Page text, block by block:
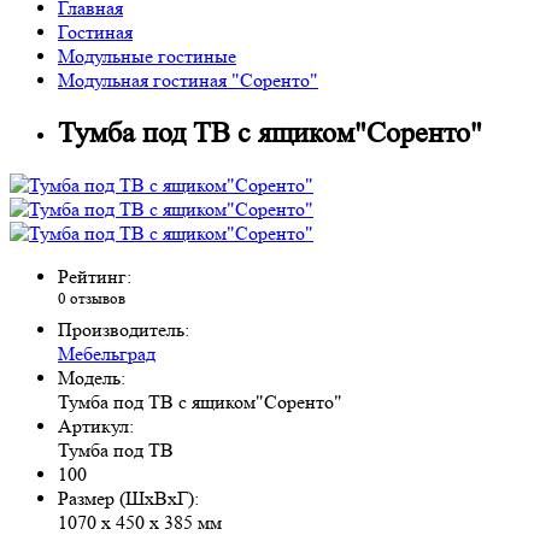
Главная
Гостиная
Модульные гостиные
Модульная гостиная "Соренто"
Тумба под ТВ с ящиком"Соренто"
Рейтинг:
0 отзывов
Производитель:
Мебельград
Модель:
Тумба под ТВ с ящиком"Соренто"
Артикул:
Тумба под ТВ
100
Размер (ШхВхГ):
1070 х 450 х 385 мм